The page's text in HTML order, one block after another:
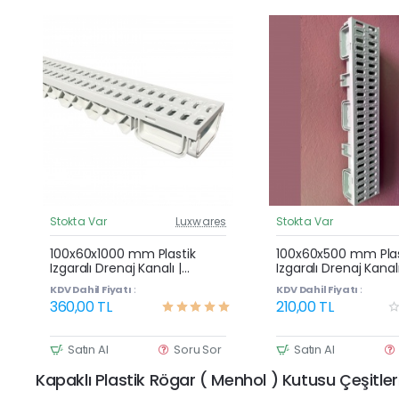
Güncel Fiyat
Çok Satan
Stokta Var Luxwares
100x60x1000 mm Plastik
Izgaralı Drenaj Kanalı |
Yağmur Suyu ve Havuz
Kenarı Oluğu
KDV Dahil Fiyatı :
360,00 TL
Satın Al Soru Sor
Stokta Var
100x60x500 mm
Izgaralı Drenaj
Yağmur Suyu ve
Kenarı Oluğu
KDV Dahil Fiyatı :
210,00 TL
Satın Al
Kapaklı Plastik Rögar ( Menhol ) Kutusu